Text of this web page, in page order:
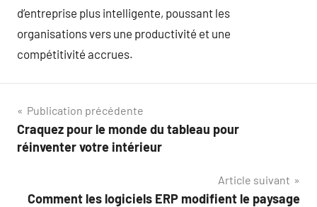
d’entreprise plus intelligente, poussant les
organisations vers une productivité et une
compétitivité accrues.
Navigation
de
Publication précédente
Craquez pour le monde du tableau pour
réinventer votre intérieur
Article suivant
Comment les logiciels ERP modifient le paysage